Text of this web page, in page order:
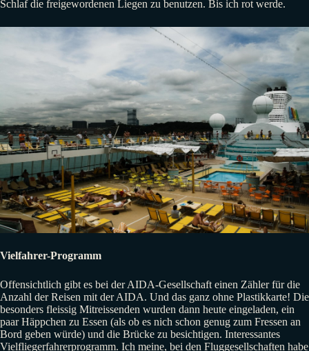
Schlaf die freigewordenen Liegen zu benutzen. Bis ich rot werde.
Vielfahrer-Programm
Offensichtlich gibt es bei der AIDA-Gesellschaft einen Zähler für die
Anzahl der Reisen mit der AIDA. Und das ganz ohne Plastikkarte! Die
besonders fleissig Mitreissenden wurden dann heute eingeladen, ein
paar Häppchen zu Essen (als ob es nich schon genug zum Fressen an
Bord geben würde) und die Brücke zu besichtigen. Interessantes
Vielfliegerfahrerprogramm. Ich meine, bei den Fluggesellschaften habe